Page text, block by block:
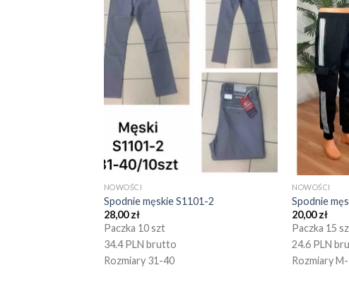
NOWOŚCI
Spodnie męskie S1101-2
28,00zł
Paczka 10 szt
34.4 PLN brutto
Rozmiary 31-40
NOWOŚCI
Spodnie
20,00zł
Paczka 15
24.6 PLN
Rozmiary